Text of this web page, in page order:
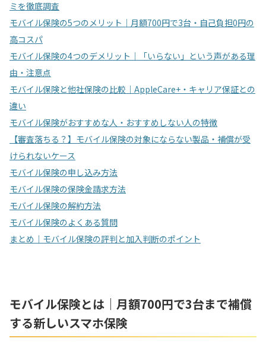
ミを徹底調査
モバイル保険の5つのメリット｜月額700円で3台・自己負担0円の
高コスパ
モバイル保険の4つのデメリット｜「いらない」という声がある理
由・注意点
モバイル保険と他社保険の比較｜AppleCare+・キャリア保証との
違い
モバイル保険がおすすめな人・おすすめしない人の特徴
【審査落ちる？】モバイル保険の対象にならない製品・補償が受
けられないケース
モバイル保険の申し込み方法
モバイル保険の保険金請求方法
モバイル保険の解約方法
モバイル保険のよくある質問
まとめ｜モバイル保険の評判と加入判断のポイント
モバイル保険とは｜月額700円で3台まで補償
する新しいスマホ保険